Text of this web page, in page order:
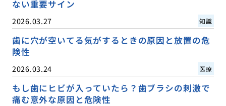
ない重要サイン
2026.03.27 知識
歯に穴が空いてる気がするときの原因と放置の危
険性
2026.03.24 医療
もし歯にヒビが入っていたら？歯ブラシの刺激で
痛む意外な原因と危険性